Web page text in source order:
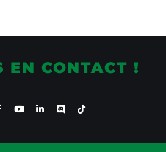
EN CONTACT !